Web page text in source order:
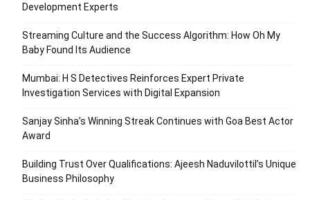
Development Experts
Streaming Culture and the Success Algorithm: How Oh My
Baby Found Its Audience
Mumbai: H S Detectives Reinforces Expert Private
Investigation Services with Digital Expansion
Sanjay Sinha’s Winning Streak Continues with Goa Best Actor
Award
Building Trust Over Qualifications: Ajeesh Naduvilottil’s Unique
Business Philosophy